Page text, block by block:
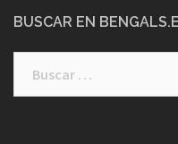
BUSCAR EN